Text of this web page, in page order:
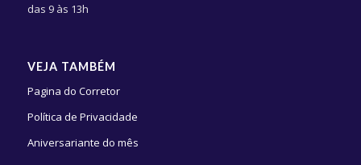
das 9 às 13h
VEJA TAMBÉM
Pagina do Corretor
Política de Privacidade
Aniversariante do mês